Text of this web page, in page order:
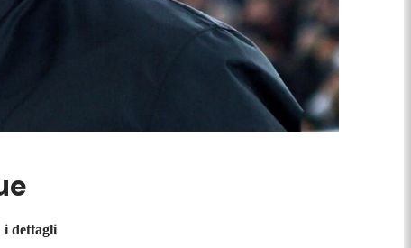
i dettagli